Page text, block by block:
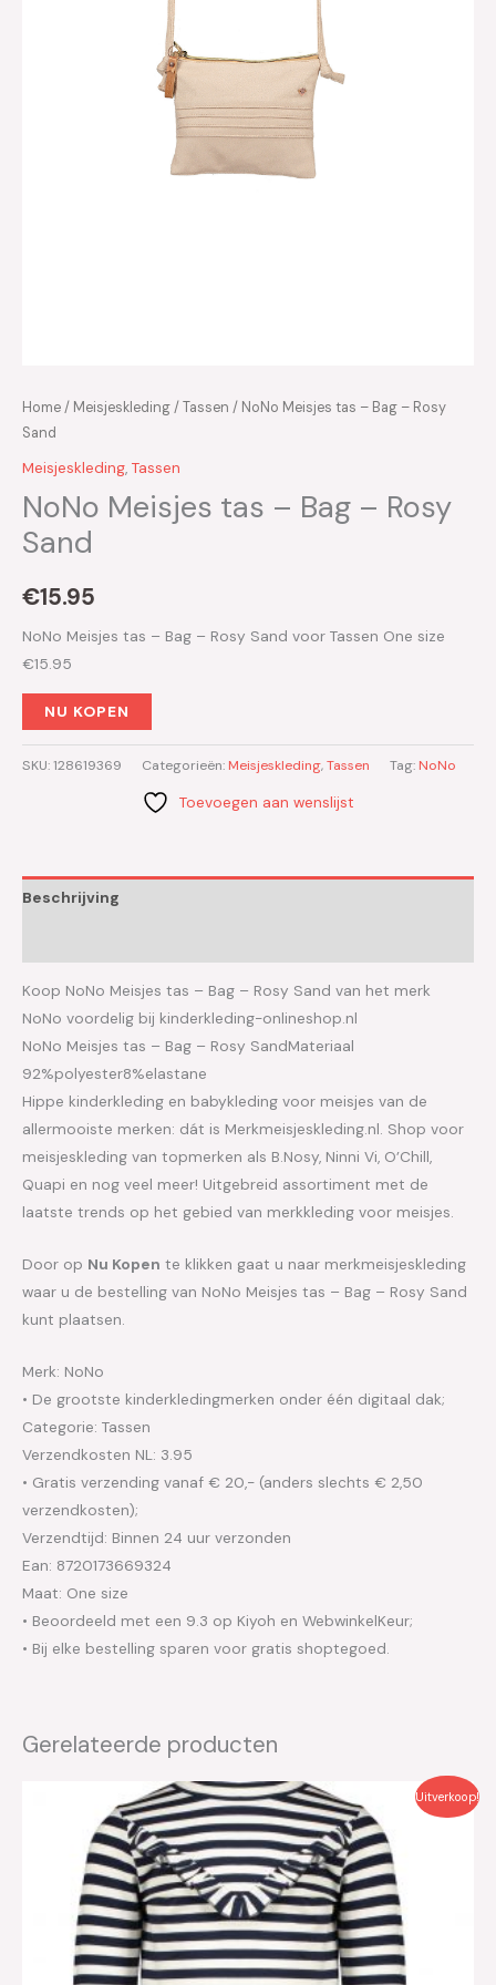
Home/ Meisjeskleding/Tassen / NoNo Meisjes tas – Bag – Rosy
Sand
Meisjeskleding, Tassen
NoNo Meisjes tas – Bag – Rosy
Sand
€15.95
NoNo Meisjes tas – Bag – Rosy Sand voor Tassen One size
€15.95
NU KOPEN
SKU:128619369 Categorieën: Meisjeskleding,Tassen Tag: NoNo
Toevoegen aan wenslijst
Beschrijving
Koop NoNo Meisjes tas – Bag – Rosy Sand van het merk
NoNo voordelig bij kinderkleding-onlineshop.nl
NoNo Meisjes tas – Bag – Rosy SandMateriaal
92%polyester8%elastane
Hippe kinderkleding en babykleding voor meisjes van de
allermooiste merken: dát is Merkmeisjeskleding.nl. Shop voor
meisjeskleding van topmerken als B.Nosy, Ninni Vi, O’Chill,
Quapi en nog veel meer! Uitgebreid assortiment met de
laatste trends op het gebied van merkkleding voor meisjes.
Door op Nu Kopen te klikken gaat u naar merkmeisjeskleding
waar u de bestelling van NoNo Meisjes tas – Bag – Rosy Sand
kunt plaatsen.
Merk: NoNo
• De grootste kinderkledingmerken onder één digitaal dak;
Categorie: Tassen
Verzendkosten NL: 3.95
• Gratis verzending vanaf € 20,- (anders slechts € 2,50
verzendkosten);
Verzendtijd: Binnen 24 uur verzonden
Ean: 8720173669324
Maat: One size
• Beoordeeld met een 9.3 op Kiyoh en WebwinkelKeur;
• Bij elke bestelling sparen voor gratis shoptegoed.
Gerelateerde producten
Uitverkoop!
Oorspronkelijke
was:
€39.95.
Huidige
prijs
is:
€20.00.